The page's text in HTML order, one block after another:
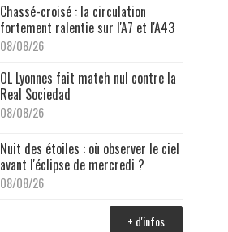
Chassé-croisé : la circulation
fortement ralentie sur l'A7 et l'A43
08/08/26
OL Lyonnes fait match nul contre la
Real Sociedad
08/08/26
Nuit des étoiles : où observer le ciel
avant l'éclipse de mercredi ?
08/08/26
+ d'infos